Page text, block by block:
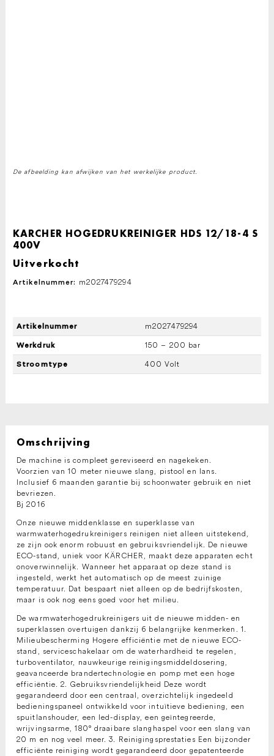
De afbeelding kan afwijken van het werkelijke product.
KARCHER HOGEDRUKREINIGER HDS 12/18-4 S
400V
Uitverkocht
Artikelnummer: m2027479294
Artikelnummer m2027479294
Werkdruk 150 – 200 bar
Stroomtype 400 Volt
Omschrijving
De machine is compleet gereviseerd en nagekeken.
Voorzien van 10 meter nieuwe slang, pistool en lans.
Inclusief 6 maanden garantie bij schoonwater gebruik en niet
bevriezen.
Bj 2016
Onze nieuwe middenklasse en superklasse van
warmwaterhogedrukreinigers reinigen niet alleen uitstekend,
ze zijn ook enorm robuust en gebruiksvriendelijk. De nieuwe
ECO-stand, uniek voor KÄRCHER, maakt deze apparaten echt
onoverwinnelijk. Wanneer het apparaat op deze stand is
ingesteld, werkt het automatisch op de meest zuinige
temperatuur. Dat bespaart niet alleen op de bedrijfskosten,
maar is ook nog eens goed voor het milieu.
De warmwaterhogedrukreinigers uit de nieuwe midden- en
superklassen overtuigen dankzij 6 belangrijke kenmerken. 1.
Milieubescherming Hogere efficiëntie met de nieuwe ECO-
stand, serviceschakelaar om de waterhardheid te regelen,
turboventilator, nauwkeurige reinigingsmiddeldosering,
geavanceerde brandertechnologie en pomp met een hoge
efficiëntie. 2. Gebruiksvriendelijkheid Deze wordt
gegarandeerd door een centraal, overzichtelijk ingedeeld
bedieningspaneel ontwikkeld voor intuïtieve bediening, een
spuitlanshouder, een led-display, een geïntegreerde,
wrijvingsarme, 180° draaibare slanghaspel voor een slang van
20 m en nog veel meer. 3. Reinigingsprestaties Een bijzonder
efficiënte reiniging wordt gegarandeerd door gepatenteerde